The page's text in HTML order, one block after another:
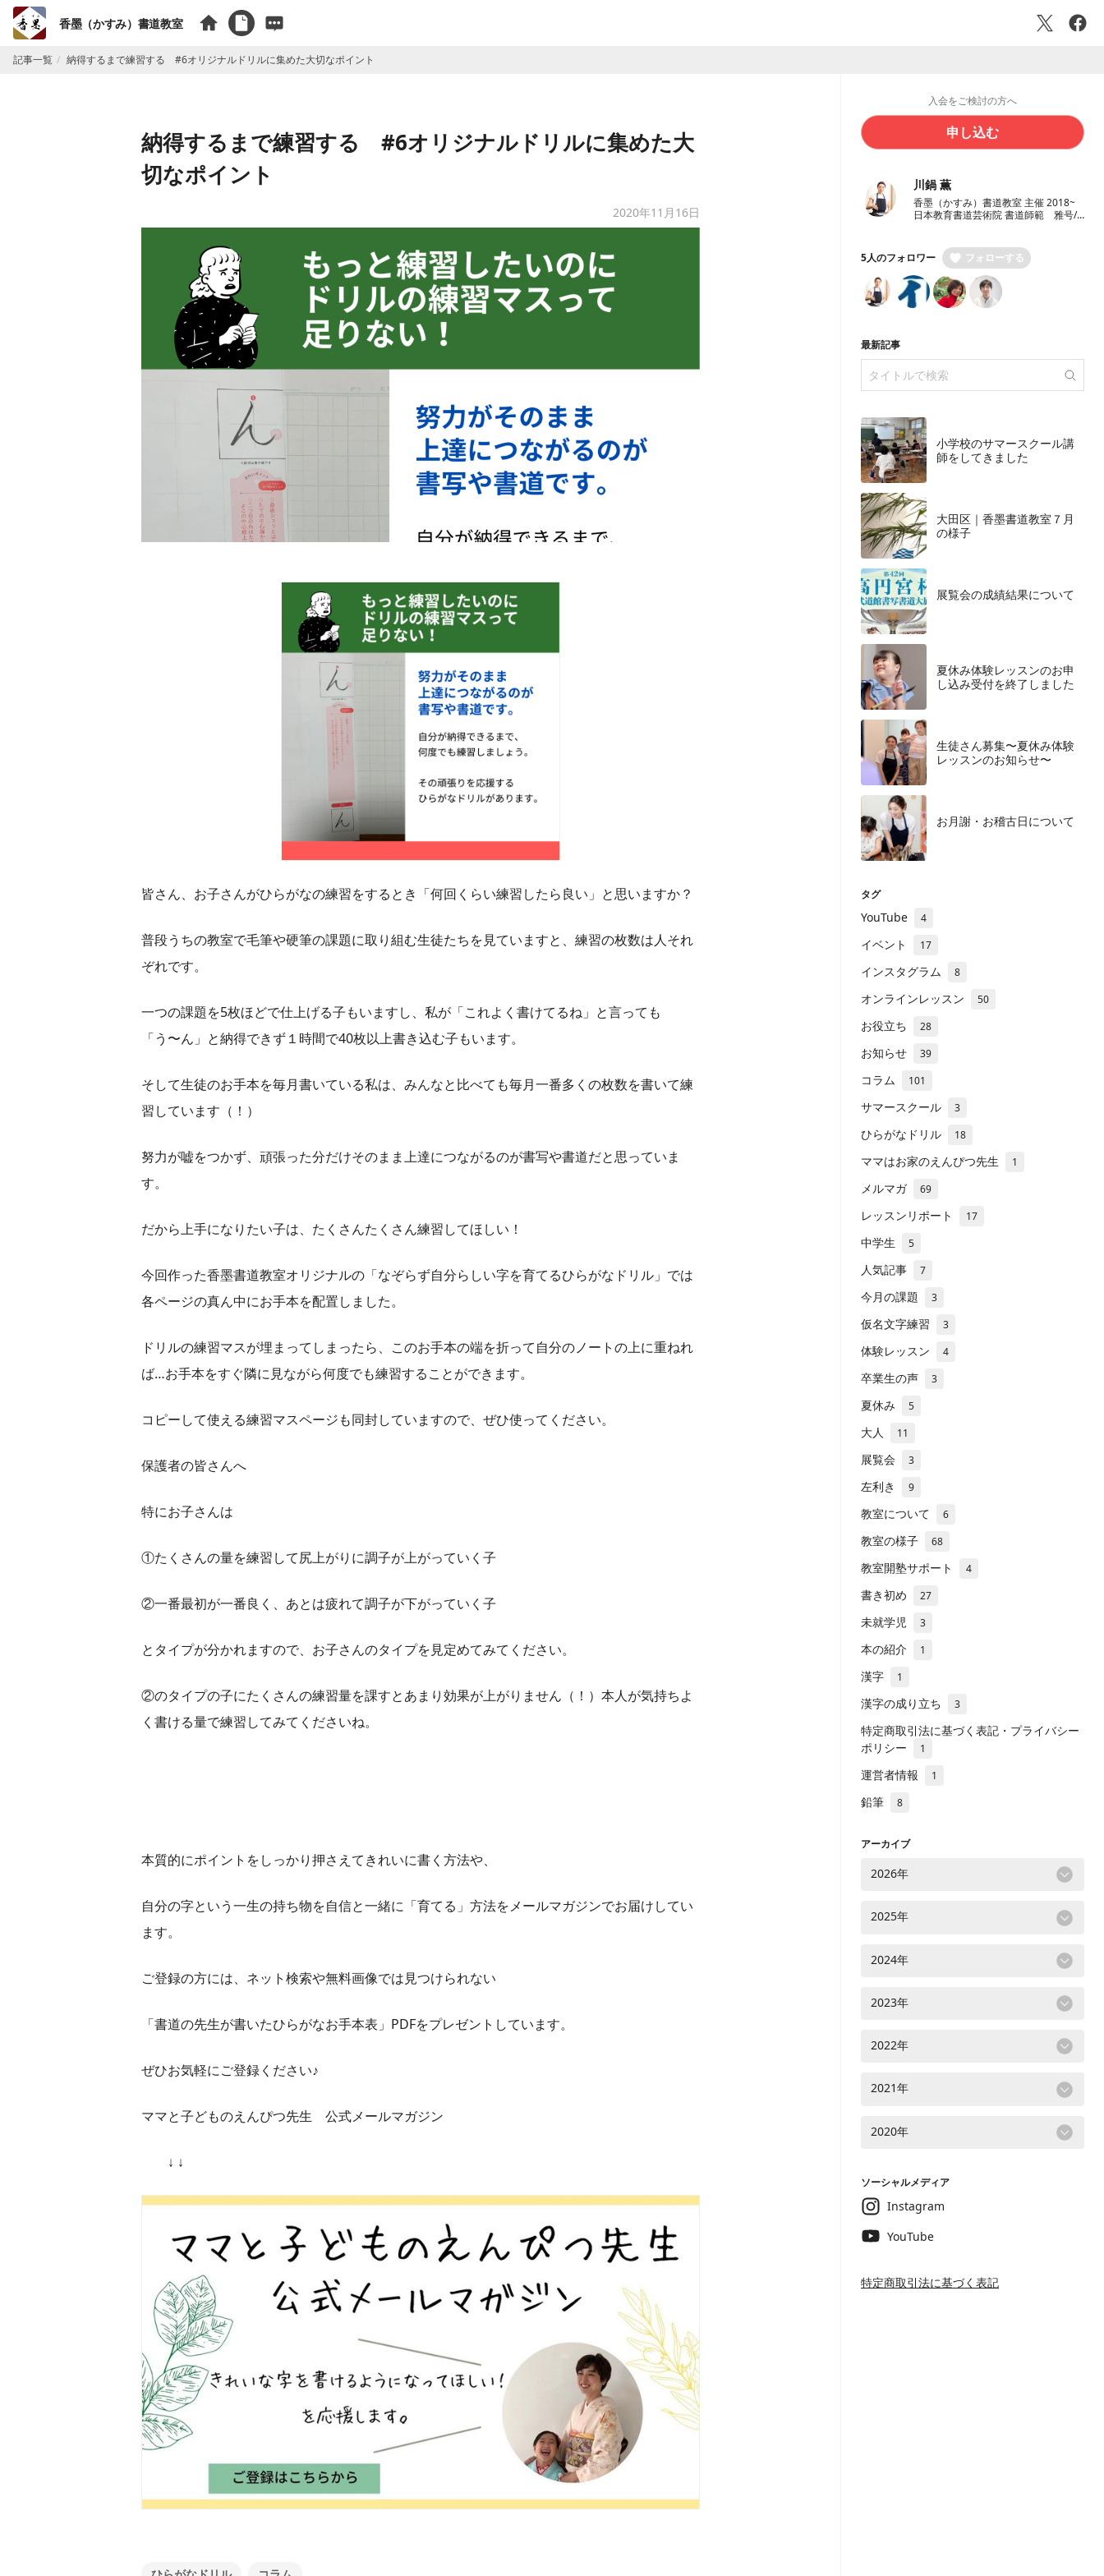
香墨（かすみ）書道教室
記事一覧 納得するまで練習する #6オリジナルドリルに集めた大切なポイント
納得するまで練習する #6オリジナルドリルに集めた大
切なポイント
2020年11月16日
皆さん、お子さんがひらがなの練習をするとき「何回くらい練習したら良い」と思いますか？
普段うちの教室で毛筆や硬筆の課題に取り組む生徒たちを見ていますと、練習の枚数は人それ
ぞれです。
一つの課題を5枚ほどで仕上げる子もいますし、私が「これよく書けてるね」と言っても
「う〜ん」と納得できず１時間で40枚以上書き込む子もいます。
そして生徒のお手本を毎月書いている私は、みんなと比べても毎月一番多くの枚数を書いて練
習しています（！）
努力が嘘をつかず、頑張った分だけそのまま上達につながるのが書写や書道だと思っていま
す。
だから上手になりたい子は、たくさんたくさん練習してほしい！
今回作った香墨書道教室オリジナルの「なぞらず自分らしい字を育てるひらがなドリル」では
各ページの真ん中にお手本を配置しました。
ドリルの練習マスが埋まってしまったら、このお手本の端を折って自分のノートの上に重ねれ
ば…お手本をすぐ隣に見ながら何度でも練習することができます。
コピーして使える練習マスページも同封していますので、ぜひ使ってください。
保護者の皆さんへ
特にお子さんは
①たくさんの量を練習して尻上がりに調子が上がっていく子
②一番最初が一番良く、あとは疲れて調子が下がっていく子
とタイプが分かれますので、お子さんのタイプを見定めてみてください。
②のタイプの子にたくさんの練習量を課すとあまり効果が上がりません（！）本人が気持ちよ
く書ける量で練習してみてくださいね。
本質的にポイントをしっかり押さえてきれいに書く方法や、
自分の字という一生の持ち物を自信と一緒に「育てる」方法をメールマガジンでお届けしてい
ます。
ご登録の方には、ネット検索や無料画像では見つけられない
「書道の先生が書いたひらがなお手本表」PDFをプレゼントしています。
ぜひお気軽にご登録ください♪
ママと子どものえんぴつ先生 公式メールマガジン
↓ ↓
入会をご検討の方へ
申し込む
川鍋 薫
香墨（かすみ）書道教室 主催 2018~
日本教育書道芸術院 書道師範 雅号/
5人のフォロワー フォローする
最新記事
小学校のサマースクール講
師をしてきました
大田区｜香墨書道教室７月
の様子
展覧会の成績結果について
夏休み体験レッスンのお申
し込み受付を終了しました
生徒さん募集〜夏休み体験
レッスンのお知らせ〜
お月謝・お稽古日について
タグ
YouTube 4
イベント 17
インスタグラム 8
オンラインレッスン 50
お役立ち 28
お知らせ 39
コラム 101
サマースクール 3
ひらがなドリル 18
ママはお家のえんぴつ先生 1
メルマガ 69
レッスンリポート 17
中学生 5
人気記事 7
今月の課題 3
仮名文字練習 3
体験レッスン 4
卒業生の声 3
夏休み 5
大人 11
展覧会 3
左利き 9
教室について 6
教室の様子 68
教室開塾サポート 4
書き初め 27
未就学児 3
本の紹介 1
漢字 1
漢字の成り立ち 3
特定商取引法に基づく表記・プライバシー
ポリシー
1
運営者情報 1
鉛筆 8
アーカイブ
2026年
2025年
2024年
2023年
2022年
2021年
2020年
ソーシャルメディア
Instagram
YouTube
特定商取引法に基づく表記